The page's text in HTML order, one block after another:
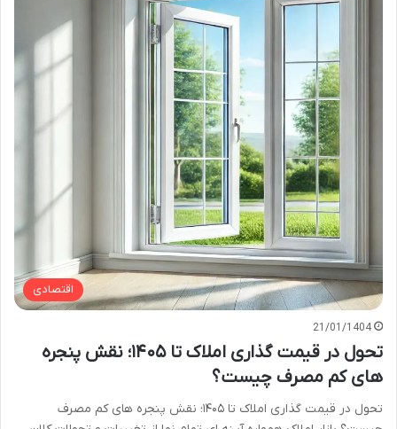
اقتصادی
21/01/1404
تحول در قیمت گذاری املاک تا ۱۴۰۵؛ نقش پنجره
های کم مصرف چیست؟
تحول در قیمت گذاری املاک تا ۱۴۰۵؛ نقش پنجره های کم مصرف